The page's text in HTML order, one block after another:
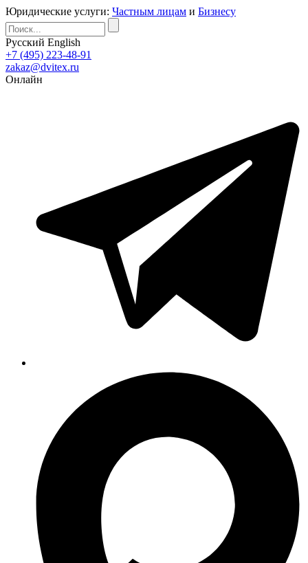
Юридические услуги: Частным лицам и Бизнесу
Русский English
+7 (495) 223-48-91
zakaz@dvitex.ru
Онлайн